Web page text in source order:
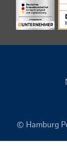
© Hamburg